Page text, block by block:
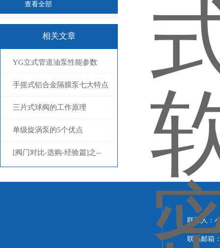
查看全部
相关文章
YG立式管道油泵性能参数
手摇式铝合金隔膜泵七大特点
三片式球阀的工作原理
单级旋涡泵的5个优点
[阀门对比-选购-经验篇]之--
联系人：
联系邮箱